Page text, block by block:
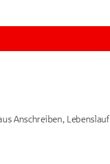
Anschreiben, Lebenslauf